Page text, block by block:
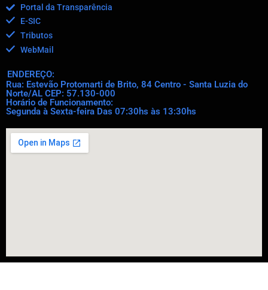
Portal da Transparência
E-SIC
Tributos
WebMail
ENDEREÇO:
Rua: Estevão Protomarti de Brito, 84 Centro - Santa Luzia do
Norte/AL CEP: 57.130-000
Horário de Funcionamento:
Segunda à Sexta-feira Das 07:30hs às 13:30hs